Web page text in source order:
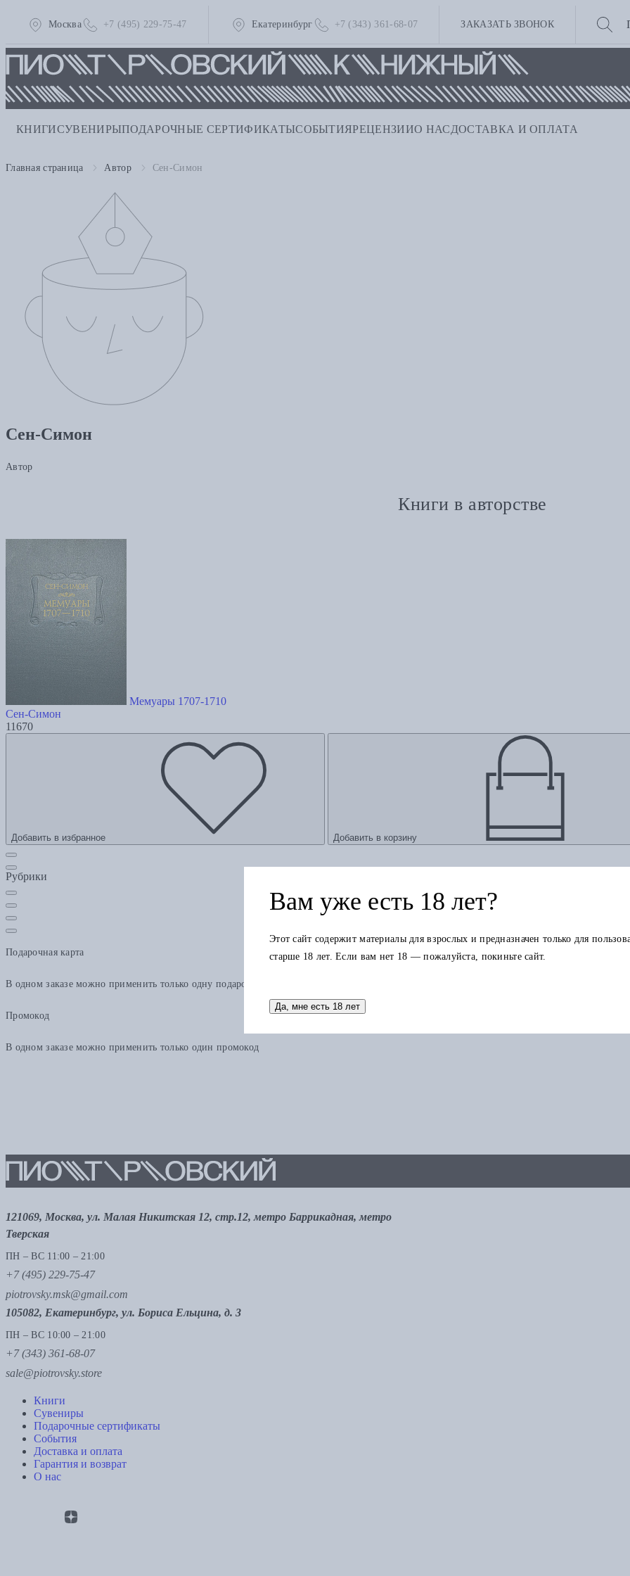
Москва +7 (495) 229-75-47 Екатеринбург +7 (343) 361-68-07 ЗАКАЗАТЬ ЗВОНОК
КНИГИСУВЕНИРЫПОДАРОЧНЫЕ СЕРТИФИКАТЫСОБЫТИЯРЕЦЕНЗИИО НАС ДОСТАВКА И ОПЛАТА
Главная страница Автор Сен-Симон
Сен-Симон
Автор
Книги в авторстве
Мемуары 1707-1710
Сен-Симон
11670
Добавить в избранное Добавить в корзину
Рубрики
Подарочная карта
В одном заказе можно применить только одну подарочную карту. Остаток по карте можно использовать в других заказах.
Промокод
В одном заказе можно применить только один промокод
121069, Москва, ул. Малая Никитская 12, стр.12, метро Баррикадная, метро
Тверская
ПН – ВС 11:00 – 21:00
+7 (495) 229-75-47
piotrovsky.msk@gmail.com
105082, Екатеринбург, ул. Бориса Ельцина, д. 3
ПН – ВС 10:00 – 21:00
+7 (343) 361-68-07
sale@piotrovsky.store
Книги
Сувениры
Подарочные сертификаты
События
Доставка и оплата
Гарантия и возврат
О нас
Вам уже есть 18 лет?
Этот сайт содержит материалы для взрослых и предназначен только для
старше 18 лет. Если вам нет 18 — пожалуйста, покиньте сайт.
Да, мне есть 18 лет